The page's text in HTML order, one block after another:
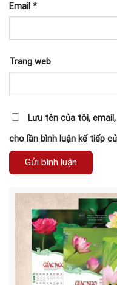
Email *
Trang web
Lưu tên của tôi,
cho lần bình luận kế tiếp